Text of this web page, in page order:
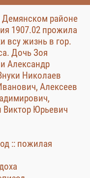
Демянском районе
1907.02 прожила
всу жизнь в гор.
Дочь Зоя
Александр
Николаев
Алексеев
Виктор Юрьевич
:: пожилая